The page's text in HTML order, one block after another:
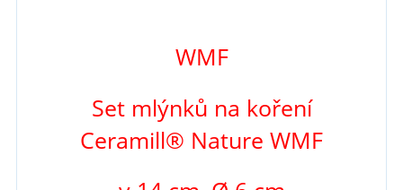
WMF
Set mlýnků na koření
Ceramill® Nature WMF